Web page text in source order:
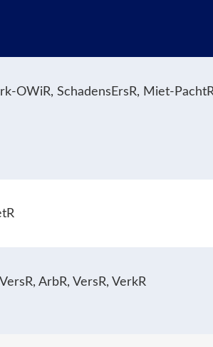
OWiR, SchadensErsR, Miet-
ArbR, VersR, VerkR